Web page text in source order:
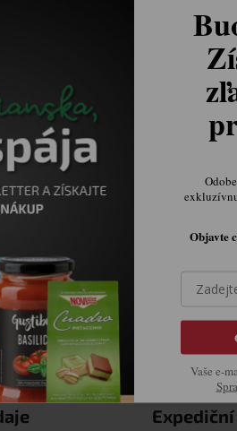
L 100 ks
v IT
Kč

Ovládací
Objavte
Vaše e-